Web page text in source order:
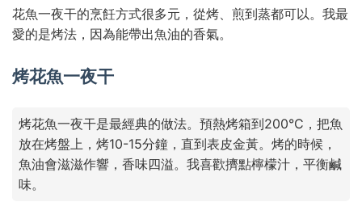
花魚一夜干的烹飪方式很多元，從烤、煎到蒸都可以。我最
愛的是烤法，因為能帶出魚油的香氣。
烤花魚一夜干
烤花魚一夜干是最經典的做法。預熱烤箱到200°C，把魚
放在烤盤上，烤10-15分鐘，直到表皮金黃。烤的時候，
魚油會滋滋作響，香味四溢。我喜歡擠點檸檬汁，平衡鹹
味。